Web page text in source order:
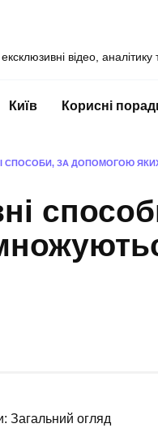
відео,
Київ Корисні
СПОСОБИ, ЗА ДОПОМОГОЮ
Загальний огляд